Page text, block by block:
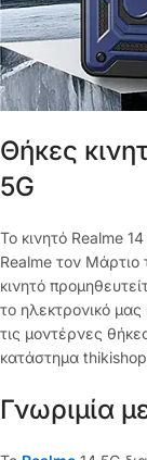
Θήκες
5G
Το κινητό Realme
Realme τον
κινητό
το ηλεκτρονικό
τις μοντέρνες
κατάστημα
Γνωριμία